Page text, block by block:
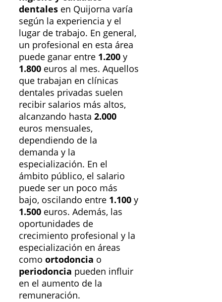
dentales en Quijorna varía
según la experiencia y el
lugar de trabajo. En general,
un profesional en esta área
puede ganar entre 1.200 y
1.800 euros al mes. Aquellos
que trabajan en clínicas
dentales privadas suelen
recibir salarios más altos,
alcanzando hasta 2.000
euros mensuales,
dependiendo de la
demanda y la
especialización. En el
ámbito público, el salario
puede ser un poco más
bajo, oscilando entre 1.100 y
1.500 euros. Además, las
oportunidades de
crecimiento profesional y la
especialización en áreas
como ortodoncia o
periodoncia pueden influir
en el aumento de la
remuneración.